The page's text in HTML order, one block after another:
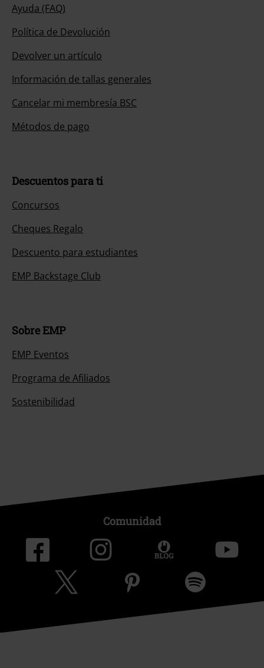
Ayuda (FAQ)
Política de Devolución
Devolver un artículo
Información de tallas generales
Cancelar mi membresía BSC
Métodos de pago
Descuentos para ti
Concursos
Cheques Regalo
Descuento para estudiantes
EMP Backstage Club
Sobre EMP
EMP Eventos
Programa de Afiliados
Sostenibilidad
Comunidad